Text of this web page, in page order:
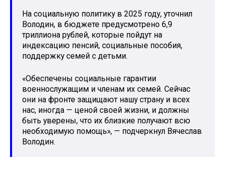
На социальную политику в 2025 году, уточнил
Володин, в бюджете предусмотрено 6,9
триллиона рублей, которые пойдут на
индексацию пенсий, социальные пособия,
поддержку семей с детьми.
«Обеспечены социальные гарантии
военнослужащим и членам их семей. Сейчас
они на фронте защищают нашу страну и всех
нас, иногда — ценой своей жизни, и должны
быть уверены, что их близкие получают всю
необходимую помощь», — подчеркнул Вячеслав
Володин.